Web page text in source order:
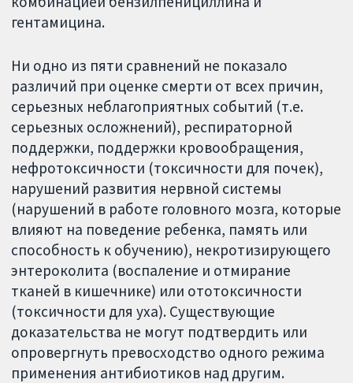
гентамицина.
Ни одно из пяти сравнений не показало
различий при оценке смерти от всех причин,
серьезных неблагоприятных событий (т.е.
серьезных осложнений), респираторной
поддержки, поддержки кровообращения,
нефротоксичности (токсичности для почек),
нарушений развития нервной системы
(нарушений в работе головного мозга, которые
влияют на поведение ребенка, память или
способность к обучению), некротизирующего
энтероколита (воспаление и отмирание
тканей в кишечнике) или ототоксичности
(токсичности для уха). Существующие
доказательства не могут подтвердить или
опровергнуть превосходство одного режима
применения антибиотиков над другим.